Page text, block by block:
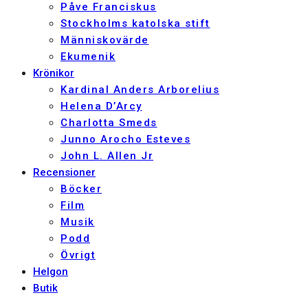
Påve Franciskus
Stockholms katolska stift
Människovärde
Ekumenik
Krönikor
Kardinal Anders Arborelius
Helena D’Arcy
Charlotta Smeds
Junno Arocho Esteves
John L. Allen Jr
Recensioner
Böcker
Film
Musik
Podd
Övrigt
Helgon
Butik